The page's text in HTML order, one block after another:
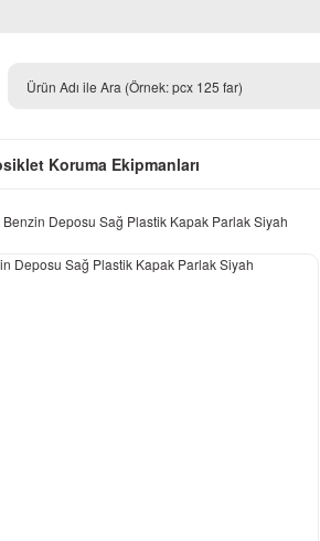
Koruma Ekipmanları
Deposu Sağ Plastik Kapak Parlak Siyah